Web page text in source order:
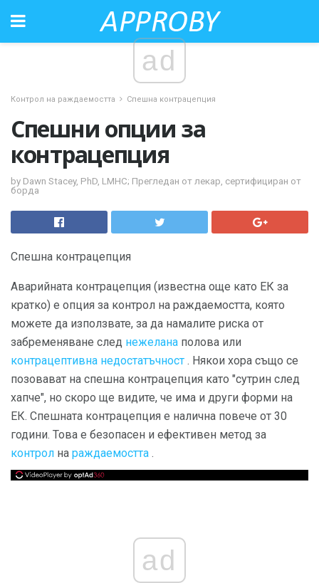
ad
Контрол на раждаемостта Спешна контрацепция
Спешни опции за
контрацепция
by Dawn Stacey, PhD, LMHC; Прегледан от лекар, сертифициран от
борда
Спешна контрацепция
Аварийната контрацепция (известна още като ЕК за
кратко) е опция за контрол на раждаемостта, която
можете да използвате, за да намалите риска от
забременяване след нежелана полова или
контрацептивна недостатъчност . Някои хора също се
позовават на спешна контрацепция като "сутрин след
хапче", но скоро ще видите, че има и други форми на
ЕК. Спешната контрацепция е налична повече от 30
години. Това е безопасен и ефективен метод за
контрол на раждаемостта .
ad